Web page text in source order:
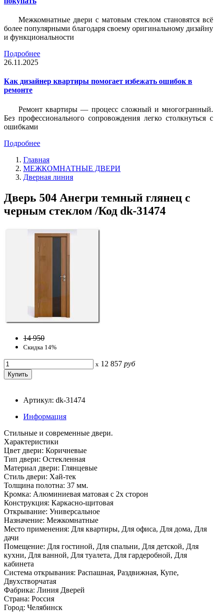
Межкомнатные двери с матовым стеклом становятся всё
более популярными благодаря своему оригинальному дизайну
и функциональности
Подробнее
26.11.2025
Как дизайнер квартиры помогает избежать ошибок в
ремонте
Ремонт квартиры — процесс сложный и многогранный.
Без профессионального сопровождения легко столкнуться с
ошибками
Подробнее
Главная
МЕЖКОМНАТНЫЕ ДВЕРИ
Дверная линия
Дверь 504 Анегри темный глянец с
черным стеклом /Код dk-31474
14 950
Скидка 14%
x 12 857 руб
Артикул: dk-31474
Информация
Стильные и современные двери.
Характеристики
Цвет двери: Коричневые
Тип двери: Остекленная
Материал двери: Глянцевые
Стиль двери: Хай-тек
Толщина полотна: 37 мм.
Кромка: Алюминиевая матовая с 2х сторон
Конструкция: Каркасно-щитовая
Открывание: Универсальное
Назначение: Межкомнатные
Место применения: Для квартиры, Для офиса, Для дома, Для
дачи
Помещение: Для гостиной, Для спальни, Для детской, Для
кухни, Для ванной, Для туалета, Для гардеробной, Для
кабинета
Система открывания: Распашная, Раздвижная, Купе,
Двухстворчатая
Фабрика: Линия Дверей
Страна: Россия
Город: Челябинск